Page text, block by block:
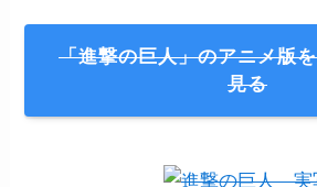
「進撃の巨人」のアニメ版
見る